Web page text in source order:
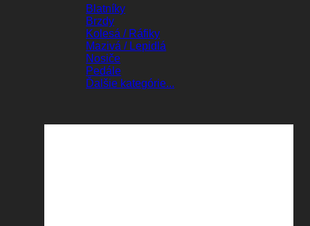
Blatníky
Brzdy
Kolesá / Ráfiky
Mazivá / Lepidlá
Nosiče
Pedále
Ďalšie kategórie...